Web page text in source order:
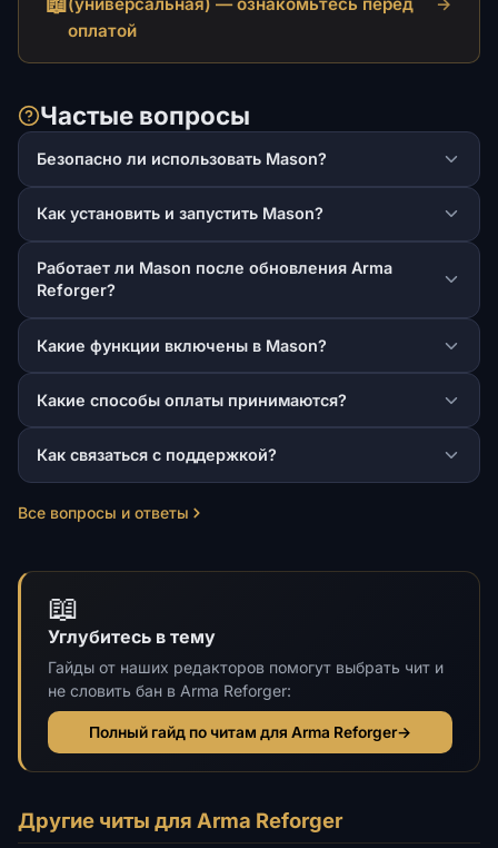
(универсальная) — ознакомьтесь перед
оплатой
→
Частые вопросы
Безопасно ли использовать Mason?
Как установить и запустить Mason?
Работает ли Mason после обновления Arma
Reforger?
Какие функции включены в Mason?
Какие способы оплаты принимаются?
Как связаться с поддержкой?
Все вопросы и ответы
📖
Углубитесь в тему
Гайды от наших редакторов помогут выбрать чит и
не словить бан в Arma Reforger:
Полный гайд по читам для Arma Reforger→
Другие читы для Arma Reforger